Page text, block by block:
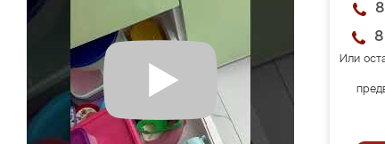
Или